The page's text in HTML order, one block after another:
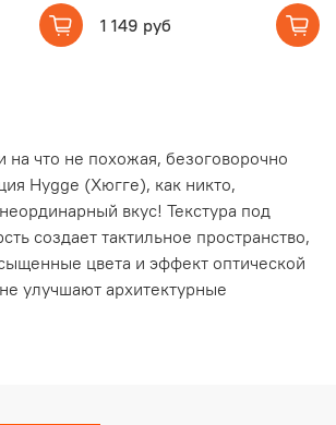
1 149 руб
на что не похожая, безоговорочно
Hygge (Хюгге), как никто,
вкус! Текстура под
создает тактильное пространство,
цвета и эффект оптической
улучшают архитектурные